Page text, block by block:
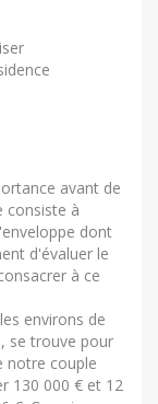
avant de
consiste à
dont
d'évaluer le
à ce
environs de
se trouve pour
notre couple
130 000 € et 12